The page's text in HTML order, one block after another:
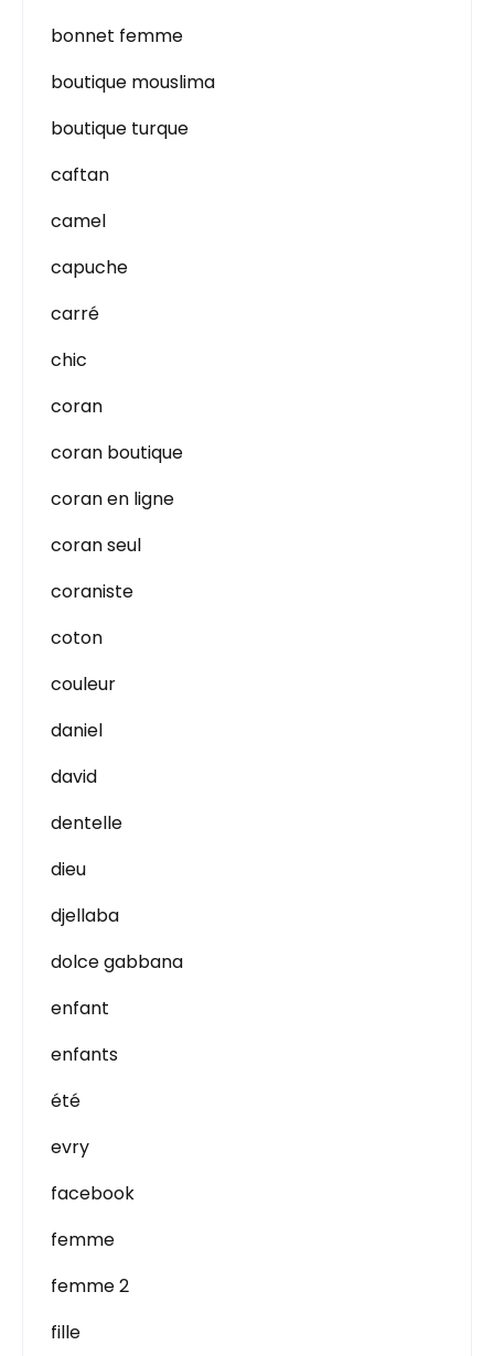
bonnet femme
boutique mouslima
boutique turque
caftan
camel
capuche
carré
chic
coran
coran boutique
coran en ligne
coran seul
coraniste
coton
couleur
daniel
david
dentelle
dieu
djellaba
dolce gabbana
enfant
enfants
été
evry
facebook
femme
femme 2
fille